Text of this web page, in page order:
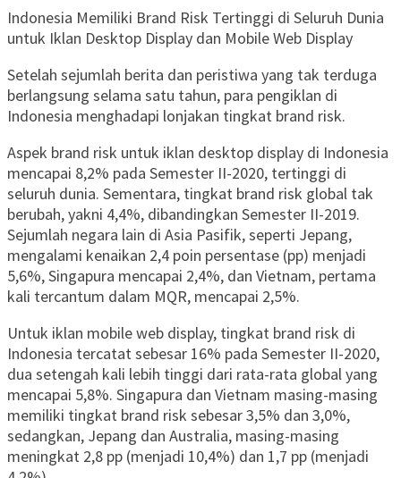
Indonesia Memiliki Brand Risk Tertinggi di Seluruh Dunia
untuk Iklan Desktop Display dan Mobile Web Display
Setelah sejumlah berita dan peristiwa yang tak terduga
berlangsung selama satu tahun, para pengiklan di
Indonesia menghadapi lonjakan tingkat brand risk.
Aspek brand risk untuk iklan desktop display di Indonesia
mencapai 8,2% pada Semester II-2020, tertinggi di
seluruh dunia. Sementara, tingkat brand risk global tak
berubah, yakni 4,4%, dibandingkan Semester II-2019.
Sejumlah negara lain di Asia Pasifik, seperti Jepang,
mengalami kenaikan 2,4 poin persentase (pp) menjadi
5,6%, Singapura mencapai 2,4%, dan Vietnam, pertama
kali tercantum dalam MQR, mencapai 2,5%.
Untuk iklan mobile web display, tingkat brand risk di
Indonesia tercatat sebesar 16% pada Semester II-2020,
dua setengah kali lebih tinggi dari rata-rata global yang
mencapai 5,8%. Singapura dan Vietnam masing-masing
memiliki tingkat brand risk sebesar 3,5% dan 3,0%,
sedangkan, Jepang dan Australia, masing-masing
meningkat 2,8 pp (menjadi 10,4%) dan 1,7 pp (menjadi